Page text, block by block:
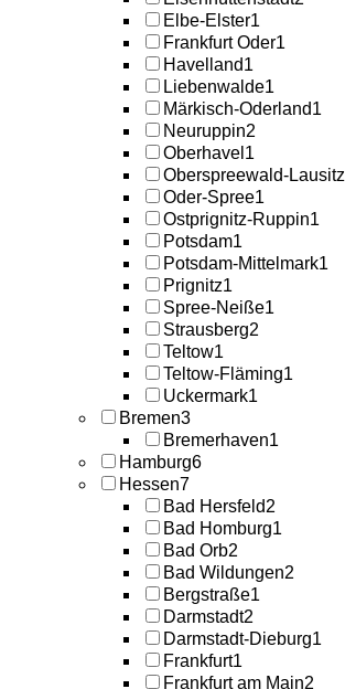
Elbe-Elster1
Frankfurt Oder1
Havelland1
Liebenwalde1
Märkisch-Oderland1
Neuruppin2
Oberhavel 1
Oberspreewald-Lausitz
Oder-Spree1
Ostprignitz-Ruppin1
Potsdam1
Potsdam-Mittelmark1
Prignitz1
Spree-Neiße1
Strausberg2
Teltow1
Teltow-Fläming1
Uckermark1
Bremen3
Bremerhaven1
Hamburg6
Hessen7
Bad Hersfeld2
Bad Homburg1
Bad Orb2
Bad Wildungen2
Bergstraße1
Darmstadt2
Darmstadt-Dieburg1
Frankfurt1
Frankfurt am Main2